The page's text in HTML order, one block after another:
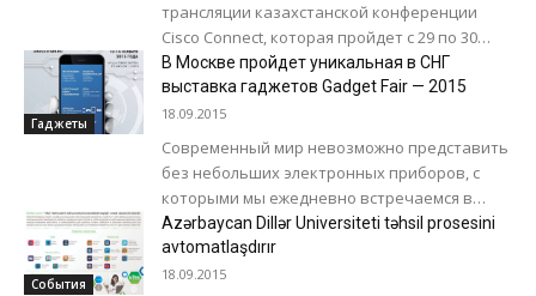
трансляции казахстанской конференции
Cisco Connect, которая пройдет с 29 по 30
cентября 2015 года в алматинской гостинице
«Интерконтиненталь». С помощью...
Гаджеты
В Москве пройдет уникальная в СНГ
выставка гаджетов Gadget Fair — 2015
18.09.2015
Современный мир невозможно представить
без небольших электронных приборов, с
которыми мы ежедневно встречаемся в
своей жизни. Зачастую мы даже не
обращаем внимания на их...
События
Azərbaycan Dillər Universiteti təhsil prosesini
avtomatlaşdırır
18.09.2015